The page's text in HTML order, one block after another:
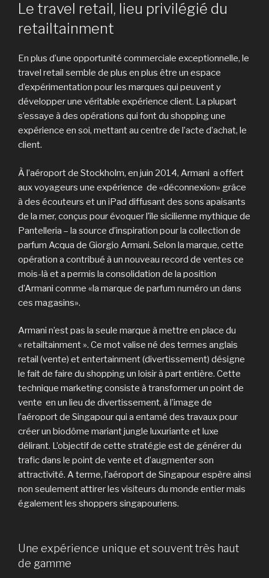
LE
Le travel retail, lieu privilégié du
retailtainment
En plus d’une opportunité commerciale exceptionnelle, le
travel retail semble de plus en plus être un espace
d’expérimentation pour les marques qui peuvent y
développer une véritable expérience client. La plupart
s’essaye à des opérations qui font du shopping une
expérience en soi, mettant au centre de l’acte d’achat, le
client.
À l’aéroport de Stockholm, en juin 2014, Armani a offert
aux voyageurs une expérience de «déconnexion» grâce
à des écouteurs et un iPad diffusant des sons apaisants
de la mer, conçus pour évoquer l’île sicilienne mythique de
Pantelleria – la source d’inspiration pour la collection de
parfum Acqua de Giorgio Armani. Selon la marque, cette
opération a contribué à un nouveau record de ventes ce
mois-là et a permis la consolidation de la position
d’Armani comme «la marque de parfum numéro un dans
ces magasins».
Armani n’est pas la seule marque à mettre en place du
« retailtainment ». Ce mot valise né des termes anglais
retail (vente) et entertainment (divertissement) désigne
le fait de faire du shopping un loisir à part entière. Cette
technique marketing consiste à transformer un point de
vente en un lieu de divertissement, à l’image de
l’aéroport de Singapour qui a entamé des travaux pour
créer un biodôme mariant jungle luxuriante et luxe
délirant. L’objectif de cette stratégie est de générer du
trafic dans le point de vente et d’augmenter son
attractivité. A terme, l’aéroport de Singapour espère ainsi
non seulement attirer les visiteurs du monde entier mais
également les shoppers singapouriens.
Une expérience unique et souvent très haut
de gamme